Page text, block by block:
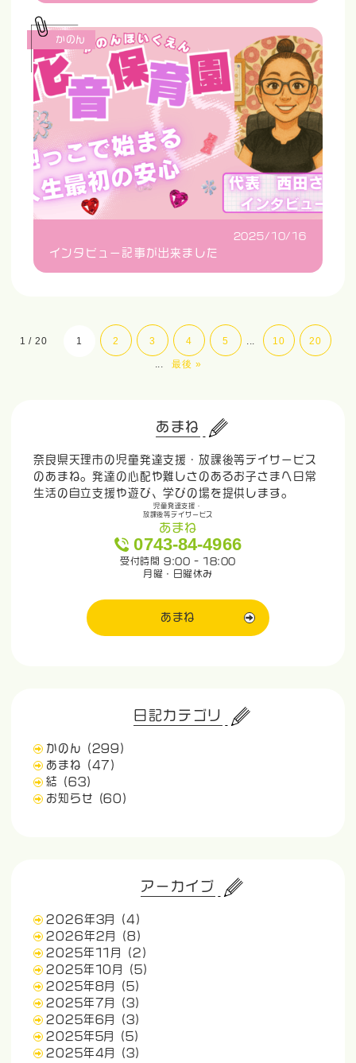
2025/10/16
インタビュー記事が出来ました
かのん
1 / 20 1 2 3 4 5 ... 10 20
... 最後 »
あまね
奈良県天理市の児童発達支援・放課後等デイサービス
のあまね。発達の心配や難しさのあるお子さまへ日常
生活の自立支援や遊び、学びの場を提供します。
児童発達支援・
放課後等デイサービス
あまね
0743-84-4966
受付時間 9:00 - 18:00
月曜・日曜休み
あまね
日記カテゴリ
かのん
(299)
あまね
(47)
結
(63)
お知らせ
(60)
アーカイブ
2026年3月
(4)
2026年2月
(8)
2025年11月
(2)
2025年10月
(5)
2025年8月
(5)
2025年7月
(3)
2025年6月
(3)
2025年5月
(5)
2025年4月
(3)